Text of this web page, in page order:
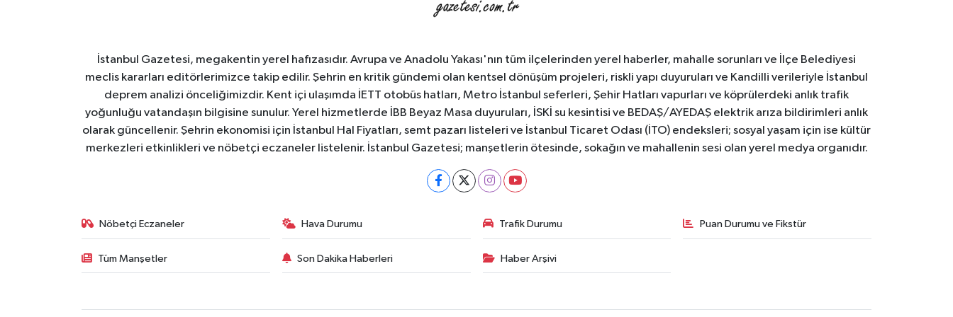
İstanbul Gazetesi, megakentin yerel hafızasıdır. Avrupa ve Anadolu Yakası'nın tüm ilçelerinden yerel haberler, mahalle sorunları ve İlçe Belediyesi
meclis kararları editörlerimizce takip edilir. Şehrin en kritik gündemi olan kentsel dönüşüm projeleri, riskli yapı duyuruları ve Kandilli verileriyle İstanbul
deprem analizi önceliğimizdir. Kent içi ulaşımda İETT otobüs hatları, Metro İstanbul seferleri, Şehir Hatları vapurları ve köprülerdeki anlık trafik
yoğunluğu vatandaşın bilgisine sunulur. Yerel hizmetlerde İBB Beyaz Masa duyuruları, İSKİ su kesintisi ve BEDAŞ/AYEDAŞ elektrik arıza bildirimleri anlık
olarak güncellenir. Şehrin ekonomisi için İstanbul Hal Fiyatları, semt pazarı listeleri ve İstanbul Ticaret Odası (İTO) endeksleri; sosyal yaşam için ise kültür
merkezleri etkinlikleri ve nöbetçi eczaneler listelenir. İstanbul Gazetesi; manşetlerin ötesinde, sokağın ve mahallenin sesi olan yerel medya organıdır.
Nöbetçi Eczaneler Hava Durumu Trafik Durumu Puan Durumu ve Fikstür
Tüm Manşetler Son Dakika Haberleri Haber Arşivi